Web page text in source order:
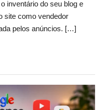
É,
Configurar
inventário do seu blog e
site como vendedor
pelos anúncios. […]